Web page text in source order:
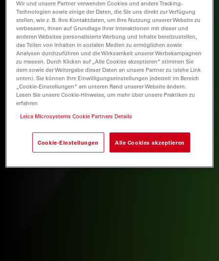
Wir und unsere Partner verwenden Cookies und andere Tracking-
Technologien sowie einige der Daten, die Sie uns direkt zur Verfügung
stellen, wie z. B. Ihre Kontaktdaten, um Ihre Nutzung unserer Website zu
verbessern, Ihnen auf Grundlage Ihrer Interaktionen mit dieser und
anderen Websites personalisierte Werbung und Inhalte bereitzustellen,
das Teilen von Inhalten in sozialen Medien zu ermöglichen sowie
Analysen durchzuführen und die Wirksamkeit unserer Werbekampagnen
zu messen. Durch Klicken auf „Alle Cookies akzeptieren“ stimmen Sie
dem sowie der Weitergabe dieser Daten an unsere Partner zu (siehe Link
unten). Sie können Ihre Einwilligungseinstellungen jederzeit im Bereich
„Cookie-Einstellungen“ am unteren Rand unserer Website ändern.
Lesen Sie unsere Cookie-Hinweise, um mehr über unsere Praktiken zu
erfahren
Leica Microsystems Cookie Partners Details
Cookie-Einstellungen Alle Cookies akzeptieren